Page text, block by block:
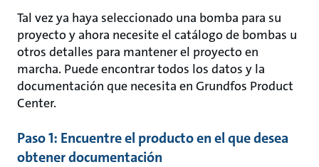
Tal vez ya haya seleccionado una bomba para su
proyecto y ahora necesite el catálogo de bombas u
otros detalles para mantener el proyecto en
marcha. Puede encontrar todos los datos y la
documentación que necesita en Grundfos Product
Center.
Paso 1: Encuentre el producto en el que desea
obtener documentación